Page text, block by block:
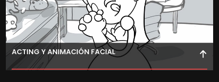
ACTING Y ANIMACIÓN FACIAL